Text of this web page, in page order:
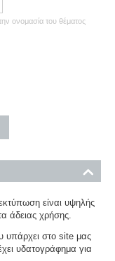
ονομασία του θέματος
είναι υψηλής
άδειας χρήσης.
υπάρχει στο site μας
υδατογράφημα για